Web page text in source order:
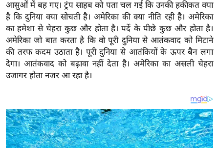
ब
ज
ट
खे
ल
क्रि
I
P
L
आसुओं में बह गए। ट्रंप साहब को पता चल गई कि उनकी हकीकत क्या
है कि दुनिया क्या सोचती है। अमेरिका की क्या नीति रही है। अमेरिका
का हमेशा से चेहरा कुछ और होता है। पर्दे के पीछे कुछ और होता है।
अमेरिका जो बात करता है कि वो पूरी दुनिया से आतंकवाद को मिटाने
की तरफ कदम उठाता है। पूरी दुनिया से आतंकियों के ऊपर बैन लगा
देगा। आतंकवाद को बढ़ावा नहीं देता है। अमेरिका का असली चेहरा
उजागर होता नजर आ रहा है।